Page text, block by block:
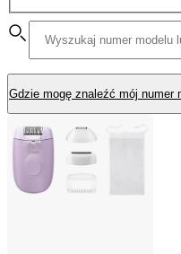
Gdzie mogę znaleźć mój numer